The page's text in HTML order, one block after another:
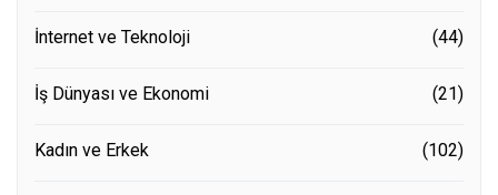
İnternet ve Teknoloji (44)
İş Dünyası ve Ekonomi (21)
Kadın ve Erkek (102)